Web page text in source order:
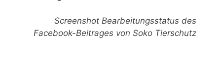
Screenshot Bearbeitungsstatus des
Facebook-Beitrages von Soko Tierschutz